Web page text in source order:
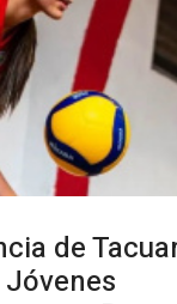
contra el